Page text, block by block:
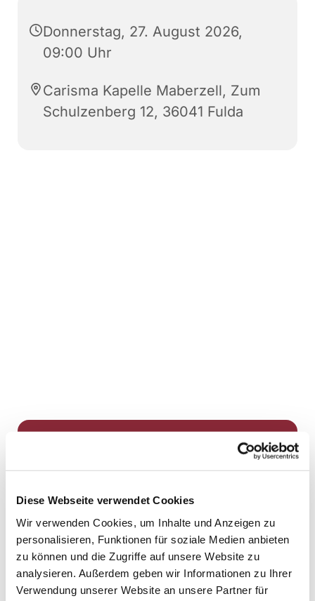
Diese Webseite verwendet Cookies
Wir verwenden Cookies, um Inhalte und Anzeigen zu
personalisieren, Funktionen für soziale Medien anbieten
zu können und die Zugriffe auf unsere Website zu
analysieren. Außerdem geben wir Informationen zu Ihrer
Verwendung unserer Website an unsere Partner für
Donnerstag, 27. August 2026,
09:00 Uhr
Carisma Kapelle Maberzell, Zum
Schulzenberg 12, 36041 Fulda
Dies könnte Sie auch